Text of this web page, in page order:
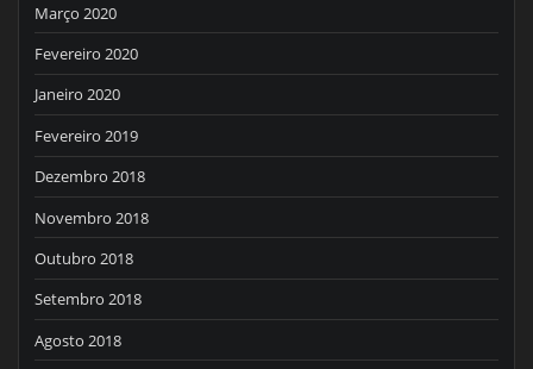
Março 2020
Fevereiro 2020
Janeiro 2020
Fevereiro 2019
Dezembro 2018
Novembro 2018
Outubro 2018
Setembro 2018
Agosto 2018